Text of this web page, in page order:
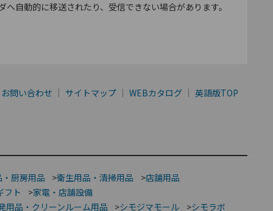
自動的に移送されたり、受信できない場合があります。
お問い合わせ サイトマップ WEBカタログ 英語版TOP
厨房用品 >衛生用品・清掃用品 >店舗用品
フト
>家電・店舗設備
用品・クリーンルーム用品
>シモジマモール >シモラボ